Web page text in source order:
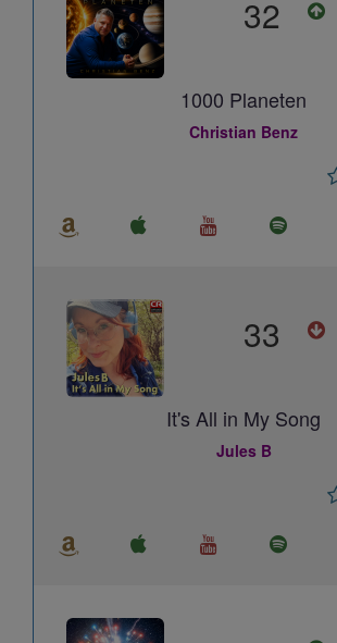
32
1000 Planeten
Christian Benz
33
It's All in My Song
Jules B